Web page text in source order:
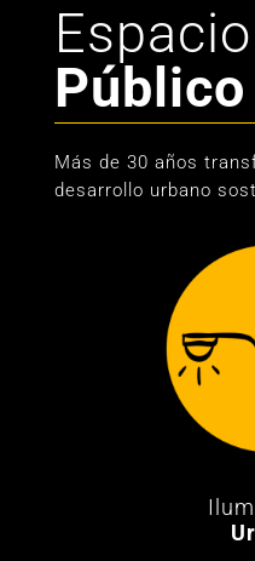
Espacio
Público
Más de 30 años
desarrollo urbano